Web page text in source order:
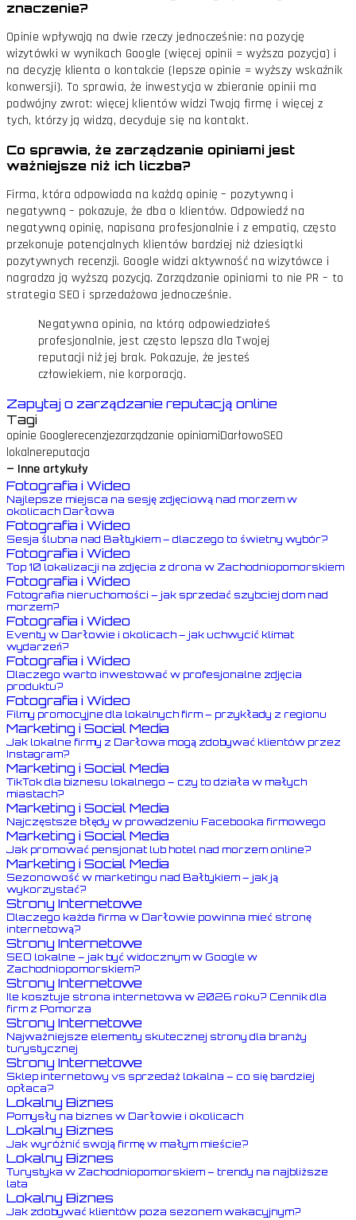
znaczenie?
Opinie wpływają na dwie rzeczy jednocześnie: na pozycję
wizytówki w wynikach Google (więcej opinii = wyższa pozycja) i
na decyzję klienta o kontakcie (lepsze opinie = wyższy wskaźnik
konwersji). To sprawia, że inwestycja w zbieranie opinii ma
podwójny zwrot: więcej klientów widzi Twoją firmę i więcej z
tych, którzy ją widzą, decyduje się na kontakt.
Co sprawia, że zarządzanie opiniami jest
ważniejsze niż ich liczba?
Firma, która odpowiada na każdą opinię – pozytywną i
negatywną – pokazuje, że dba o klientów. Odpowiedź na
negatywną opinię, napisana profesjonalnie i z empatią, często
przekonuje potencjalnych klientów bardziej niż dziesiątki
pozytywnych recenzji. Google widzi aktywność na wizytówce i
nagradza ją wyższą pozycją. Zarządzanie opiniami to nie PR – to
strategia SEO i sprzedażowa jednocześnie.
Negatywna opinia, na którą odpowiedziałeś
profesjonalnie, jest często lepsza dla Twojej
reputacji niż jej brak. Pokazuje, że jesteś
człowiekiem, nie korporacją.
Zapytaj o zarządzanie reputacją online
Tagi
opinie Googlerecenzjezarządzanie opiniamiDarłowoSEO
lokalnereputacja
— Inne artykuły
Fotografia i Wideo
Najlepsze miejsca na sesję zdjęciową nad morzem w
okolicach Darłowa
Fotografia i Wideo
Sesja ślubna nad Bałtykiem – dlaczego to świetny wybór?
Fotografia i Wideo
Top 10 lokalizacji na zdjęcia z drona w Zachodniopomorskiem
Fotografia i Wideo
Fotografia nieruchomości – jak sprzedać szybciej dom nad
morzem?
Fotografia i Wideo
Eventy w Darłowie i okolicach – jak uchwycić klimat
wydarzeń?
Fotografia i Wideo
Dlaczego warto inwestować w profesjonalne zdjęcia
produktu?
Fotografia i Wideo
Filmy promocyjne dla lokalnych firm – przykłady z regionu
Marketing i Social Media
Jak lokalne firmy z Darłowa mogą zdobywać klientów przez
Instagram?
Marketing i Social Media
TikTok dla biznesu lokalnego – czy to działa w małych
miastach?
Marketing i Social Media
Najczęstsze błędy w prowadzeniu Facebooka firmowego
Marketing i Social Media
Jak promować pensjonat lub hotel nad morzem online?
Marketing i Social Media
Sezonowość w marketingu nad Bałtykiem – jak ją
wykorzystać?
Strony Internetowe
Dlaczego każda firma w Darłowie powinna mieć stronę
internetową?
Strony Internetowe
SEO lokalne – jak być widocznym w Google w
Zachodniopomorskiem?
Strony Internetowe
Ile kosztuje strona internetowa w 2026 roku? Cennik dla
firm z Pomorza
Strony Internetowe
Najważniejsze elementy skutecznej strony dla branży
turystycznej
Strony Internetowe
Sklep internetowy vs sprzedaż lokalna – co się bardziej
opłaca?
Lokalny Biznes
Pomysły na biznes w Darłowie i okolicach
Lokalny Biznes
Jak wyróżnić swoją firmę w małym mieście?
Lokalny Biznes
Turystyka w Zachodniopomorskiem – trendy na najbliższe
lata
Lokalny Biznes
Jak zdobywać klientów poza sezonem wakacyjnym?